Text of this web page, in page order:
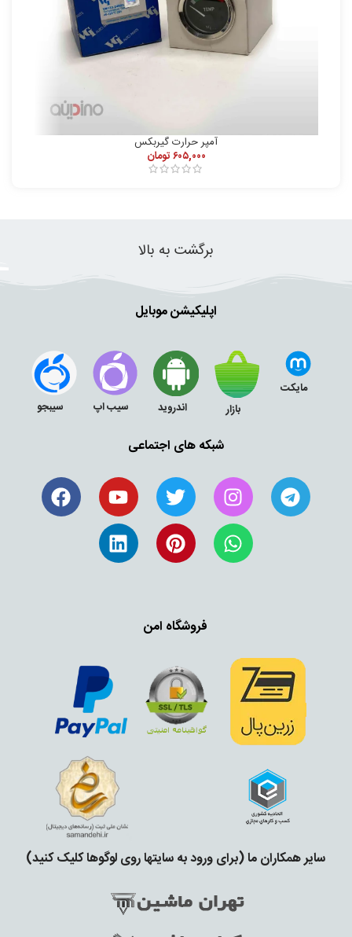
آمپر حرارت گیربکس
۶۰۵,۰۰۰تومان
برگشت به بالا
اپلیکیشن موبایل
مایکت
بازار
اندروید سیب اپ سیبجو
شبکه های اجتماعی
فروشگاه امن
سایر همکاران ما (برای ورود به سایتها روی لوگوها کلیک کنید)